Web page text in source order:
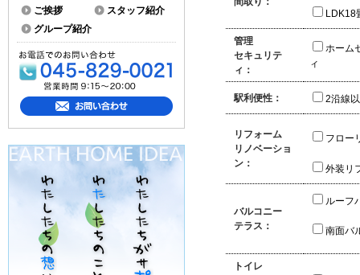
LDK18
管理
セキュリテ
ィ：
ホーム
ィ
駅利便性： 2沿線
リフォーム
リノベーショ
ン：
フロー
外装リ
バルコニー
テラス：
ルーフ
南面バ
トイレ
ご挨拶
スタッフ紹介
グループ紹介